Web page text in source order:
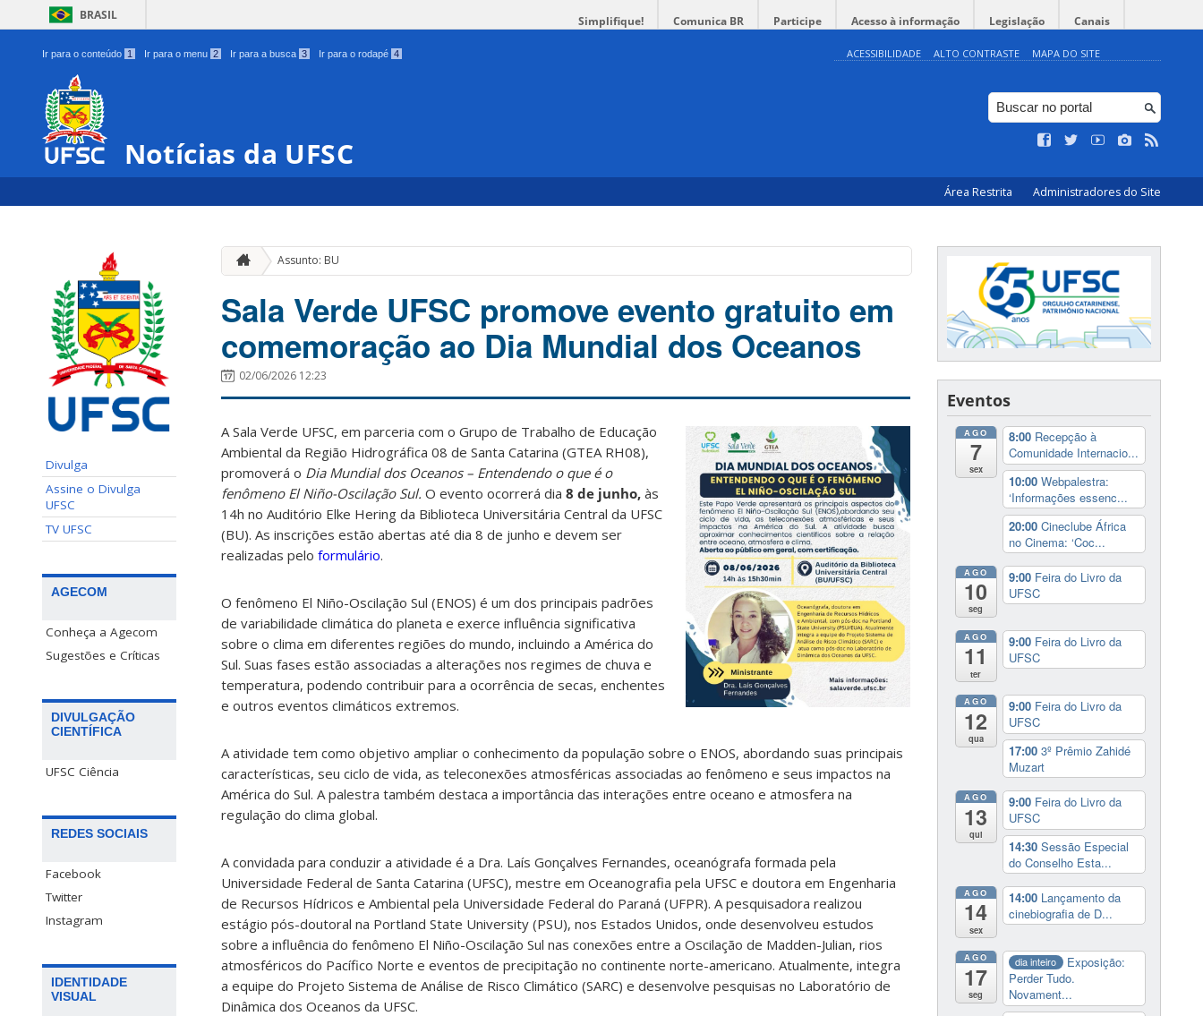
BRASIL Simplifique! Comunica BR Participe Acesso à informação Legislação Canais
Ir para o conteúdo 1 Ir para o menu 2 Ir para a busca 3 Ir para o rodapé 4 ACESSIBILIDADE ALTO CONTRASTE MAPA DO SITE
Notícias da UFSC
Área Restrita Administradores do Site
Divulga
Assine o Divulga
UFSC
TV UFSC
AGECOM
Conheça a Agecom
Sugestões e Críticas
DIVULGAÇÃO
CIENTÍFICA
UFSC Ciência
REDES SOCIAIS
Facebook
Twitter
Instagram
IDENTIDADE
VISUAL
Assunto: BU
Sala Verde UFSC promove evento gratuito em
comemoração ao Dia Mundial dos Oceanos
02/06/2026 12:23
A Sala Verde UFSC, em parceria com o Grupo de Trabalho de Educação
Ambiental da Região Hidrográfica 08 de Santa Catarina (GTEA RH08),
promoverá o Dia Mundial dos Oceanos – Entendendo o que é o
fenômeno El Niño-Oscilação Sul. O evento ocorrerá dia 8 de junho, às
14h no Auditório Elke Hering da Biblioteca Universitária Central da UFSC
(BU). As inscrições estão abertas até dia 8 de junho e devem ser
realizadas pelo formulário.
O fenômeno El Niño-Oscilação Sul (ENOS) é um dos principais padrões
de variabilidade climática do planeta e exerce influência significativa
sobre o clima em diferentes regiões do mundo, incluindo a América do
Sul. Suas fases estão associadas a alterações nos regimes de chuva e
temperatura, podendo contribuir para a ocorrência de secas, enchentes
e outros eventos climáticos extremos.
A atividade tem como objetivo ampliar o conhecimento da população sobre o ENOS, abordando suas principais
características, seu ciclo de vida, as teleconexões atmosféricas associadas ao fenômeno e seus impactos na
América do Sul. A palestra também destaca a importância das interações entre oceano e atmosfera na
regulação do clima global.
A convidada para conduzir a atividade é a Dra. Laís Gonçalves Fernandes, oceanógrafa formada pela
Universidade Federal de Santa Catarina (UFSC), mestre em Oceanografia pela UFSC e doutora em Engenharia
de Recursos Hídricos e Ambiental pela Universidade Federal do Paraná (UFPR). A pesquisadora realizou
estágio pós-doutoral na Portland State University (PSU), nos Estados Unidos, onde desenvolveu estudos
sobre a influência do fenômeno El Niño-Oscilação Sul nas conexões entre a Oscilação de Madden-Julian, rios
atmosféricos do Pacífico Norte e eventos de precipitação no continente norte-americano. Atualmente, integra
a equipe do Projeto Sistema de Análise de Risco Climático (SARC) e desenvolve pesquisas no Laboratório de
Dinâmica dos Oceanos da UFSC.
Eventos
AGO
7
sex
8:00 Recepção à
Comunidade Internacio...
10:00 Webpalestra:
‘Informações essenc...
20:00 Cineclube África
no Cinema: ‘Coc...
AGO
10
seg
9:00 Feira do Livro da
UFSC
AGO
11
ter
9:00 Feira do Livro da
UFSC
AGO
12
qua
9:00 Feira do Livro da
UFSC
17:00 3º Prêmio Zahidé
Muzart
AGO
13
qui
9:00 Feira do Livro da
UFSC
14:30 Sessão Especial
do Conselho Esta...
AGO
14
sex
14:00 Lançamento da
cinebiografia de D...
AGO
17
seg
dia inteiro
Exposição:
Perder Tudo.
Novament...